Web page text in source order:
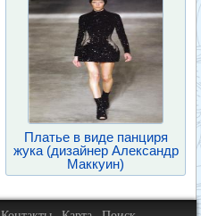
Платье в виде панциря
жука (дизайнер Александр
Маккуин)